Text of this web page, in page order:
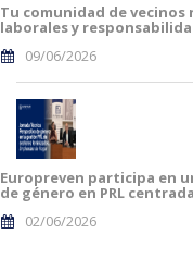
Tu comunidad de
laborales y
09/06/2026
Europreven participa en
de género en PRL
02/06/2026